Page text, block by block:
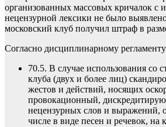
организованных массовых кричалок с
нецензурной лексики не было
московский клуб получил штраф в
Согласно дисциплинарному
70.5. В случае использования со
клуба (двух и более лиц)
жестов и действий, носящих
провокационный,
нецензурных слов и выражений,
числе в виде песен и речевок, на